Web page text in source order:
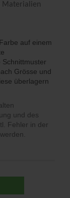
Materialien
auf einem
Schnittmuster
Grösse und
überlagern
und des
Fehler in der